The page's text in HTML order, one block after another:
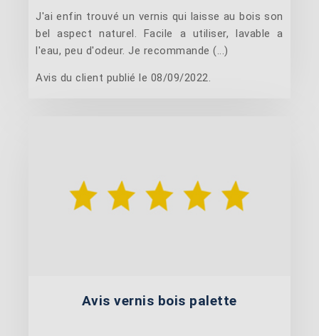
J'ai enfin trouvé un vernis qui laisse au bois son
bel aspect naturel. Facile a utiliser, lavable a
l'eau, peu d'odeur. Je recommande (...)
Avis du client publié le 08/09/2022.
Avis vernis bois palette